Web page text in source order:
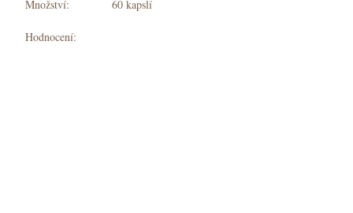
Množství: 60 kapslí
Hodnocení: